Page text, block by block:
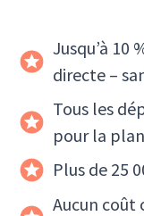
Jusqu’à 10
directe –
Tous les
pour la
Plus de 25
Aucun coût